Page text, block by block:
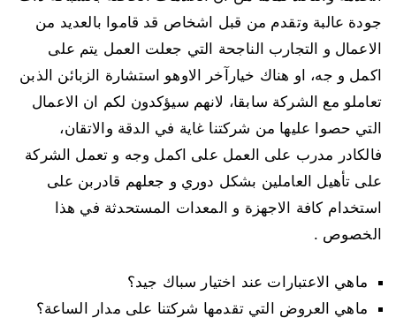
جودة عالبة وتقدم من قبل اشخاص قد قاموا بالعديد من
الاعمال و التجارب الناجحة التي جعلت العمل يتم على
اكمل و جه، او هناك خيارآخر الاوهو استشارة الزبائن الذبن
تعاملو مع الشركة سابقا، لانهم سيؤكدون لكم ان الاعمال
التي حصوا عليها من شركتنا غاية في الدقة والاتقان،
فالكادر مدرب على العمل على اكمل وجه و تعمل الشركة
على تأهيل العاملين بشكل دوري و جعلهم قادربن على
استخدام كافة الاجهزة و المعدات المستحدثة في هذا
الخصوص .
ماهي الاعتبارات عند اختيار سباك جيد؟
ماهي العروض التي تقدمها شركتنا على مدار الساعة؟